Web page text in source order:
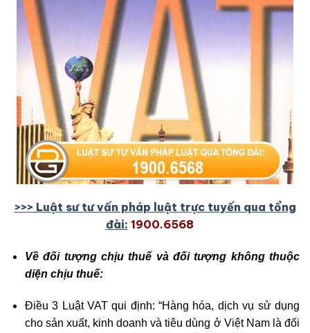
>>> Luật sư tư vấn pháp luật trực tuyến qua tổng
đài: 1900.6568
Về đối tượng chịu thuế và đối tượng không thuộc
diện chịu thuế:
Điều 3 Luật VAT qui định: “Hàng hóa, dịch vụ sử dụng
cho sản xuất, kinh doanh và tiêu dùng ở Việt Nam là đối